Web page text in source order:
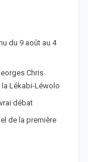
du 9 août au 4
Chris
la Lékabi-Léwolo
débat
de la première